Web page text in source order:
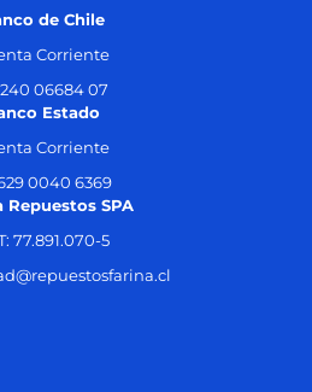
de Chile
Corriente
240 06684 07
Estado
Corriente
0040 6369
Repuestos SPA
77.891.070-5